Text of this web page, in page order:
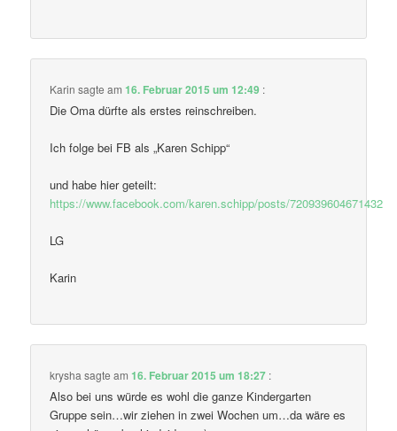
Karin sagte am16. Februar 2015 um 12:49 :
Die Oma dürfte als erstes reinschreiben.
Ich folge bei FB als „Karen Schipp“
und habe hier geteilt:
https://www.facebook.com/karen.schipp/posts/720939604671432
LG
Karin
krysha sagte am16. Februar 2015 um 18:27 :
Also bei uns würde es wohl die ganze Kindergarten
Gruppe sein…wir ziehen in zwei Wochen um…da wäre es